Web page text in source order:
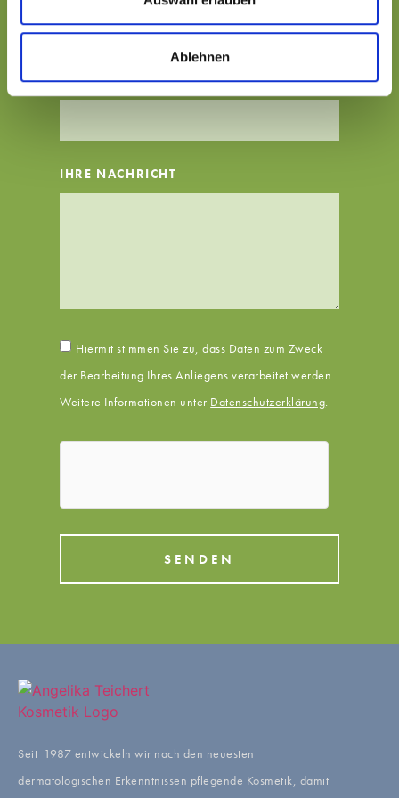
Ablehnen
ORT
IHRE NACHRICHT
Hiermit stimmen Sie zu, dass Daten zum Zweck
der Bearbeitung Ihres Anliegens verarbeitet werden.
Weitere Informationen unter Datenschutzerklärung.
SENDEN
Seit 1987 entwickeln wir nach den neuesten
dermatologischen Erkenntnissen pflegende Kosmetik, damit